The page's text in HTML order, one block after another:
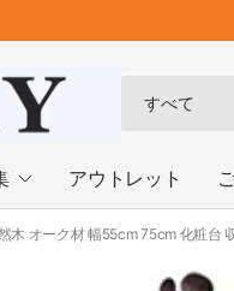
索
アウトレット
木 オーク材 幅55cm 75cm 化粧台